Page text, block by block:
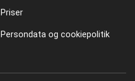
Priser
Persondata og cookiepolitik